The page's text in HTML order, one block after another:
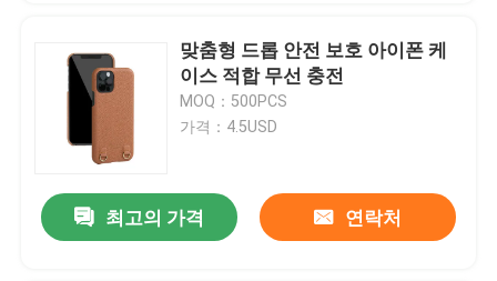
맞춤형 드롭 안전 보호 아이폰 케
이스 적합 무선 충전
MOQ：500PCS
가격：4.5USD
최고의 가격 연락처